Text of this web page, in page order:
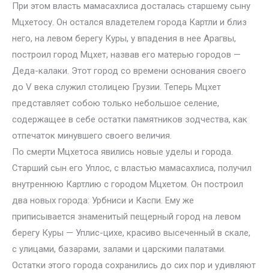
При этом власть мамасахлиса досталась старшему сыну
Мцхетосу. Он остался владетелем города Картли и близ
него, на левом берегу Куры, у впадения в нее Арагвы,
построил город Мцхет, назвав его матерью городов —
Деда-калаки. Этот город со времени основания своего
до V века служил столицею Грузии. Теперь Мцхет
представляет собою только небольшое селение,
содержащее в себе остатки памятников зодчества, как
отпечаток минувшего своего величия.
По смерти Мцхетоса явились новые уделы и города.
Старший сын его Уплос, с властью мамасахлиса, получил
внутреннюю Картлию с городом Мцхетом. Он построил
два новых города: Урбниси и Каспи. Ему же
приписывается знаменитый пещерный город на левом
берегу Куры — Уплис-цихе, красиво высеченный в скале,
с улицами, базарами, залами и царскими палатами.
Остатки этого города сохранились до сих пор и удивляют